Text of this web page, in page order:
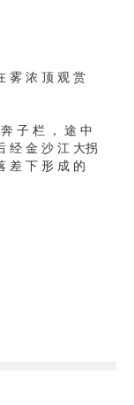
雾 浓 顶 观 赏
子 栏 ， 途 中
经 金 沙 江 大拐
差 下 形 成 的